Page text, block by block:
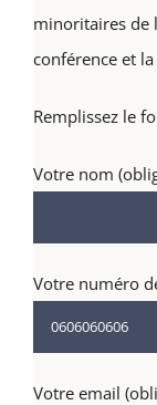
minoritaires de
conférence et
Remplissez le
Votre nom
Votre numéro
Votre email